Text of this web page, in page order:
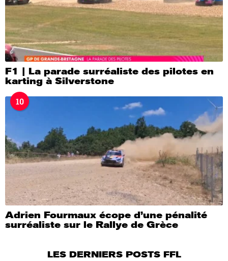
F1 | La parade surréaliste des pilotes en
karting à Silverstone
10
Adrien Fourmaux écope d’une pénalité
surréaliste sur le Rallye de Grèce
LES DERNIERS POSTS FFL